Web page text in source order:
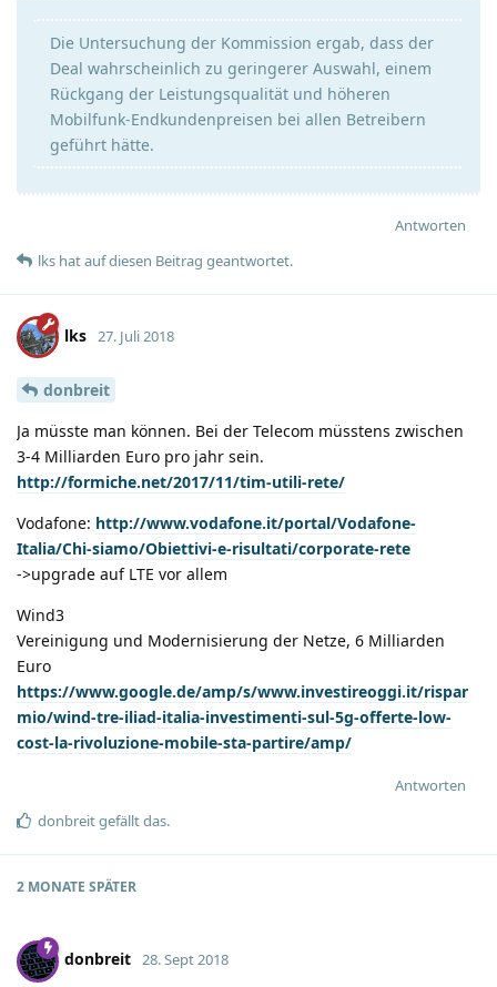
Die Untersuchung der Kommission ergab, dass der
Deal wahrscheinlich zu geringerer Auswahl, einem
Rückgang der Leistungsqualität und höheren
Mobilfunk-Endkundenpreisen bei allen Betreibern
geführt hätte.
Antworten
lks hatauf diesen Beitrag geantwortet.
lks 27. Juli 2018
donbreit
Ja müsste man können. Bei der Telecom müsstens zwischen
3-4 Milliarden Euro pro jahr sein.
http://formiche.net/2017/11/tim-utili-rete/
Vodafone: http://www.vodafone.it/portal/Vodafone-
Italia/Chi-siamo/Obiettivi-e-risultati/corporate-rete
->upgrade auf LTE vor allem
Wind3
Vereinigung und Modernisierung der Netze, 6 Milliarden
Euro
https://www.google.de/amp/s/www.investireoggi.it/rispar
mio/wind-tre-iliad-italia-investimenti-sul-5g-offerte-low-
cost-la-rivoluzione-mobile-sta-partire/amp/
Antworten
donbreitgefällt das.
2 MONATE SPÄTER
donbreit 28. Sept 2018